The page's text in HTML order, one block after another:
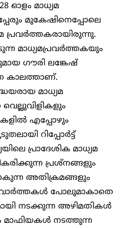
ഓളം മാധ്യമ
മുകേഷിനെപ്പോലെ
പ്രവർത്തകരായിരുന്നു.
മാധ്യമപ്രവർത്തകയും
ഗൗരി ലങ്കേഷ്
കാലത്താണ്.
മാധ്യമ
എപ്പോഴും
റിപ്പോർട്ട്
പ്രാദേശിക മാധ്യമ
പ്രശ്നങ്ങളും
അതിക്രമങ്ങളും
വാർത്തകൾ പോലുമാകാതെ
നടക്കുന്ന അഴിമതികൾ
നടത്തുന്ന